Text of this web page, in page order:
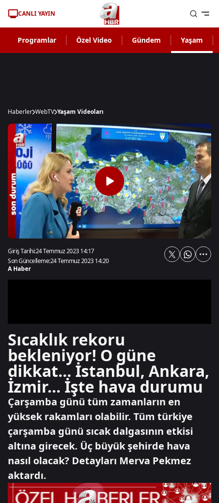
CANLI YAYIN
Programlar Özel Video Gündem Yaşam
Haberler WebTV Yaşam Videoları
Giriş Tarihi:24 Temmuz 2023 14:17
Son Güncelleme:24 Temmuz 2023 14:20
A Haber
Sıcaklık rekoru
bekleniyor! O güne
dikkat... İstanbul, Ankara,
İzmir... İşte hava durumu
Çarşamba günü tüm zamanların en
yüksek rakamları olabilir. Tüm türkiye
çarşamba günü sıcak dalgasının etkisi
altına girecek. Üç büyük şehirde hava
nasıl olacak? Detayları Merva Pekmez
aktardı.